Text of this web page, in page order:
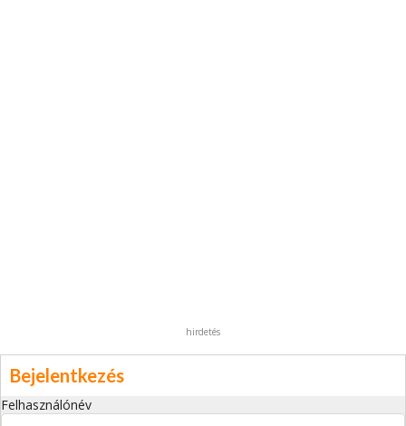
hirdetés
Bejelentkezés
Felhasználónév